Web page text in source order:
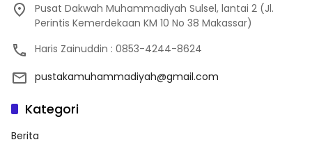
Pusat Dakwah Muhammadiyah Sulsel, lantai 2 (Jl.
Perintis Kemerdekaan KM 10 No 38 Makassar)
Haris Zainuddin : 0853-4244-8624
pustakamuhammadiyah@gmail.com
Kategori
Berita